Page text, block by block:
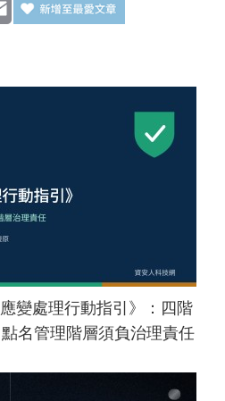
變處理行動指引》：四階
名管理階層須負治理責任